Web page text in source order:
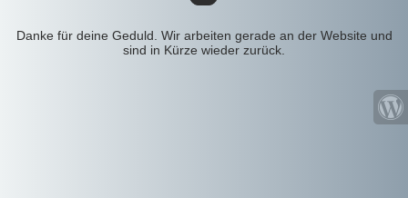
Danke für deine Geduld. Wir arbeiten gerade an der Website und
sind in Kürze wieder zurück.